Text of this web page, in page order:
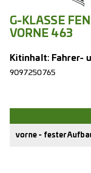
G-KLASSE
VORNE 463
Kitinhalt: Fahrer-
9097250765
vorne - fester